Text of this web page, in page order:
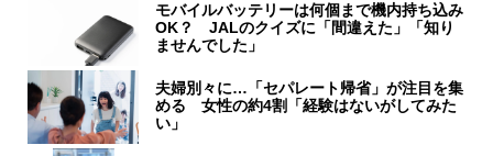
モバイルバッテリーは何個まで機内持ち込み
OK？ JALのクイズに「間違えた」「知り
ませんでした」
夫婦別々に…「セパレート帰省」が注目を集
める 女性の約4割「経験はないがしてみた
い」